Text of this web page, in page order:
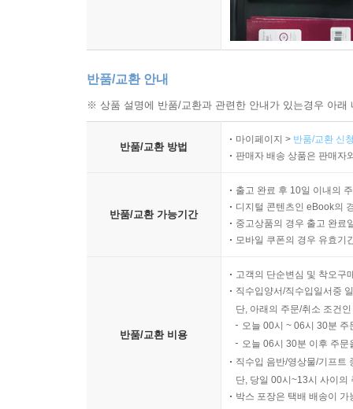
반품/교환 안내
※ 상품 설명에 반품/교환과 관련한 안내가 있는경우 아
반품/교환 방법
마이페이지 > 반품/교환 신
판매자 배송 상품은 판매자
반품/교환 가능기간
출고 완료 후 10일 이내의
디지털 콘텐츠인 eBook의
중고상품의 경우 출고 완료
모바일 쿠폰의 경우 유효기
반품/교환 비용
고객의 단순변심 및 착오구
직수입양서/직수입일서중
단, 아래의 주문/취소 조건
오늘 00시 ~ 06시 30분
오늘 06시 30분 이후 주
직수입 음반/영상물/기프트
단, 당일 00시~13시 사이의
박스 포장은 택배 배송이